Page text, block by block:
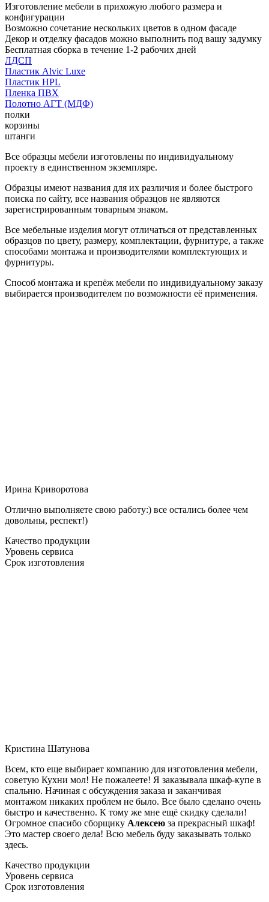
Изготовление мебели в прихожую любого размера и
конфигурации
Возможно сочетание нескольких цветов в одном фасаде
Декор и отделку фасадов можно выполнить под вашу задумку
Бесплатная сборка в течение 1-2 рабочих дней
ЛДСП
Пластик Alvic Luxe
Пластик HPL
Пленка ПВХ
Полотно АГТ (МДФ)
полки
корзины
штанги
Все образцы мебели изготовлены по индивидуальному
проекту в единственном экземпляре.
Образцы имеют названия для их различия и более быстрого
поиска по сайту, все названия образцов не являются
зарегистрированным товарным знаком.
Все мебельные изделия могут отличаться от представленных
образцов по цвету, размеру, комплектации, фурнитуре, а также
способами монтажа и производителями комплектующих и
фурнитуры.
Способ монтажа и крепёж мебели по индивидуальному заказу
выбирается производителем по возможности её применения.
Ирина Криворотова
Отлично выполняете свою работу:) все остались более чем
довольны, респект!)
Качество продукции
Уровень сервиса
Срок изготовления
Кристина Шатунова
Всем, кто еще выбирает компанию для изготовления мебели,
советую Кухни мол! Не пожалеете! Я заказывала шкаф-купе в
спальню. Начиная с обсуждения заказа и заканчивая
монтажом никаких проблем не было. Все было сделано очень
быстро и качественно. К тому же мне ещё скидку сделали!
Огромное спасибо сборщику Алексею за прекрасный шкаф!
Это мастер своего дела! Всю мебель буду заказывать только
здесь.
Качество продукции
Уровень сервиса
Срок изготовления